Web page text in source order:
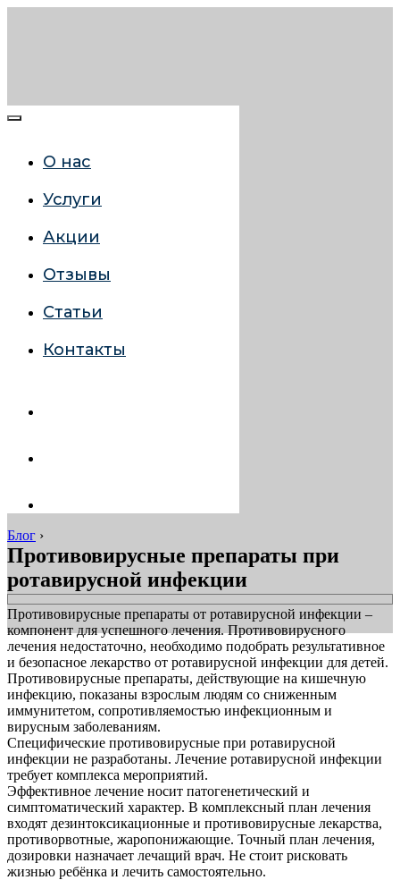
О нас
Услуги
Акции
Отзывы
Статьи
Контакты
Блог ›
Противовирусные препараты при
ротавирусной инфекции
Противовирусные препараты от ротавирусной инфекции –
компонент для успешного лечения. Противовирусного
лечения недостаточно, необходимо подобрать результативное
и безопасное лекарство от ротавирусной инфекции для детей.
Противовирусные препараты, действующие на кишечную
инфекцию, показаны взрослым людям со сниженным
иммунитетом, сопротивляемостью инфекционным и
вирусным заболеваниям.
Специфические противовирусные при ротавирусной
инфекции не разработаны. Лечение ротавирусной инфекции
требует комплекса мероприятий.
Эффективное лечение носит патогенетический и
симптоматический характер. В комплексный план лечения
входят дезинтоксикационные и противовирусные лекарства,
противорвотные, жаропонижающие. Точный план лечения,
дозировки назначает лечащий врач. Не стоит рисковать
жизнью ребёнка и лечить самостоятельно.